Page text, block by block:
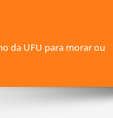
da UFU para morar ou